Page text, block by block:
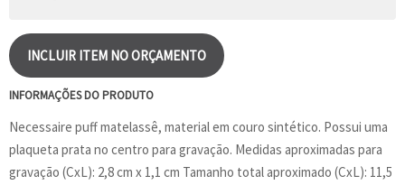
INCLUIR ITEM NO ORÇAMENTO
INFORMAÇÕES DO PRODUTO
Necessaire puff matelassê, material em couro sintético. Possui uma
plaqueta prata no centro para gravação. Medidas aproximadas para
gravação (CxL): 2,8 cm x 1,1 cm Tamanho total aproximado (CxL): 11,5